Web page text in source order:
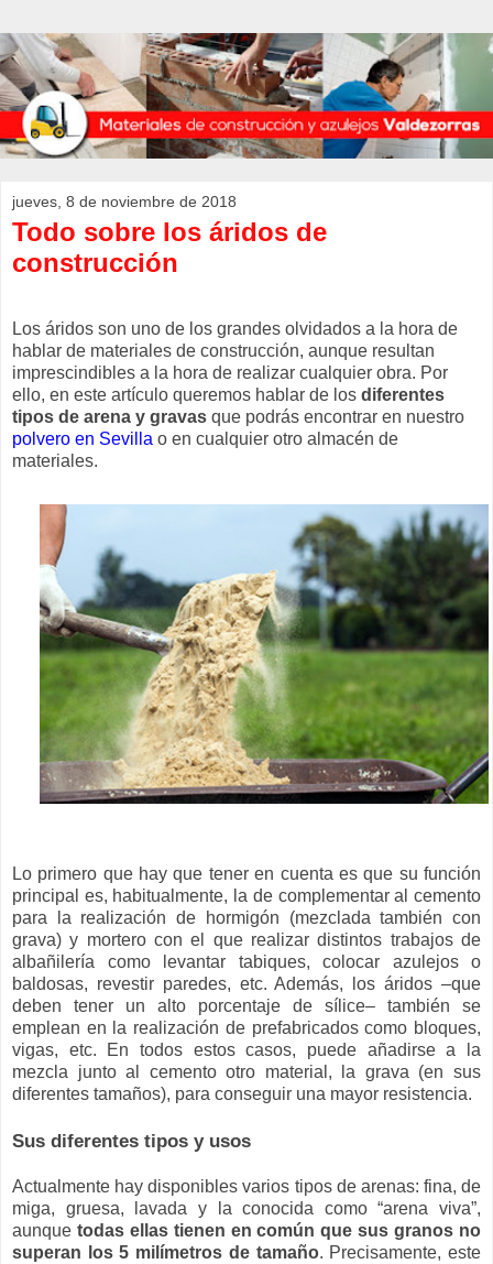
jueves, 8 de noviembre de 2018
Todo sobre los áridos de
construcción
Los áridos son uno de los grandes olvidados a la hora de
hablar de materiales de construcción, aunque resultan
imprescindibles a la hora de realizar cualquier obra. Por
ello, en este artículo queremos hablar de los diferentes
tipos de arena y gravas que podrás encontrar en nuestro
polvero en Sevilla o en cualquier otro almacén de
materiales.
Lo primero que hay que tener en cuenta es que su función
principal es, habitualmente, la de complementar al cemento
para la realización de hormigón (mezclada también con
grava) y mortero con el que realizar distintos trabajos de
albañilería como levantar tabiques, colocar azulejos o
baldosas, revestir paredes, etc. Además, los áridos –que
deben tener un alto porcentaje de sílice– también se
emplean en la realización de prefabricados como bloques,
vigas, etc. En todos estos casos, puede añadirse a la
mezcla junto al cemento otro material, la grava (en sus
diferentes tamaños), para conseguir una mayor resistencia.
Sus diferentes tipos y usos
Actualmente hay disponibles varios tipos de arenas: fina, de
miga, gruesa, lavada y la conocida como “arena viva”,
aunque todas ellas tienen en común que sus granos no
superan los 5 milímetros de tamaño. Precisamente, este